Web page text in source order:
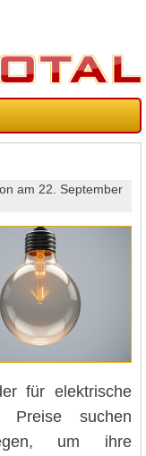
am 22. September
für elektrische
Preise suchen
um ihre